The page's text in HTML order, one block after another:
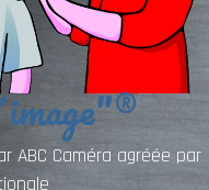
ABC Caméra agréée par